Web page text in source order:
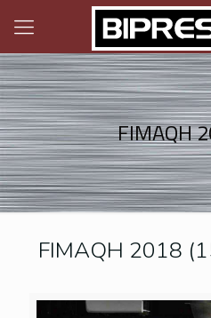
FIMAQH
FIMAQH 2018